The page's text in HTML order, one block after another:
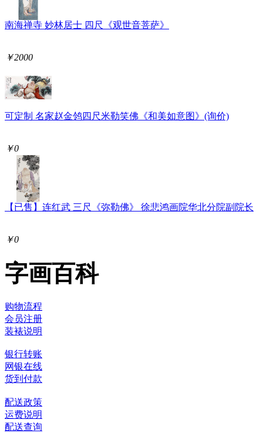
南海禅寺 妙林居士 四尺《观世音菩萨》
￥2000
可定制 名家赵金鸰四尺米勒笑佛《和美如意图》(询价)
￥0
【已售】连红武 三尺《弥勒佛》 徐悲鸿画院华北分院副院长
￥0
字画百科
购物流程
会员注册
装裱说明
银行转账
网银在线
货到付款
配送政策
运费说明
配送查询